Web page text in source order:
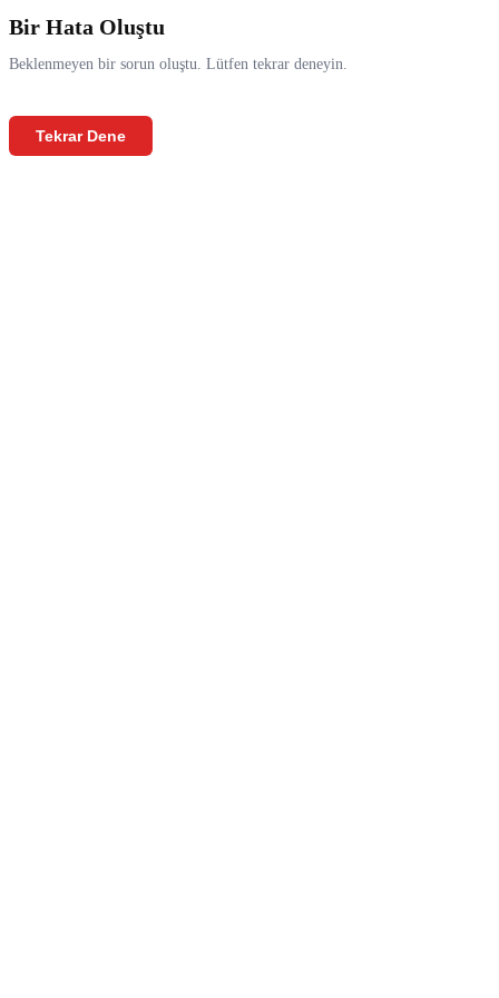
Bir Hata Oluştu
Beklenmeyen bir sorun oluştu. Lütfen tekrar deneyin.
Tekrar Dene